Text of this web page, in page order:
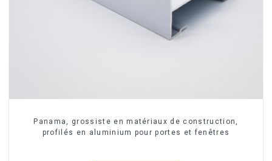
Panama, grossiste en matériaux de construction,
profilés en aluminium pour portes et fenêtres